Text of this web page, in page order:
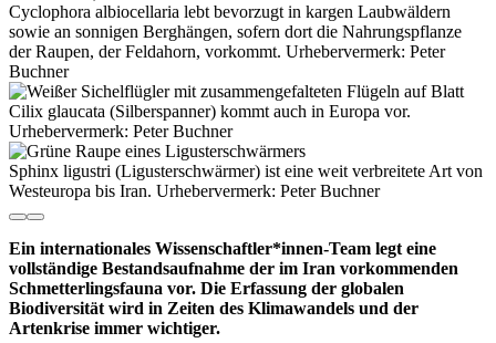
Cyclophora albiocellaria lebt bevorzugt in kargen Laubwäldern
sowie an sonnigen Berghängen, sofern dort die Nahrungspflanze
der Raupen, der Feldahorn, vorkommt. Urhebervermerk: Peter
Buchner
Cilix glaucata (Silberspanner) kommt auch in Europa vor.
Urhebervermerk: Peter Buchner
Sphinx ligustri (Ligusterschwärmer) ist eine weit verbreitete Art von
Westeuropa bis Iran. Urhebervermerk: Peter Buchner
Ein internationales Wissenschaftler*innen-Team legt eine
vollständige Bestandsaufnahme der im Iran vorkommenden
Schmetterlingsfauna vor. Die Erfassung der globalen
Biodiversität wird in Zeiten des Klimawandels und der
Artenkrise immer wichtiger.